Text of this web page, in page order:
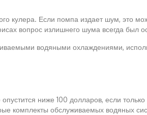
кулера. Если помпа издает шум, это
вопрос излишнего шума всегда был
водяными охлаждениями,
ниже 100 долларов, если
комплекты обслуживаемых водяных